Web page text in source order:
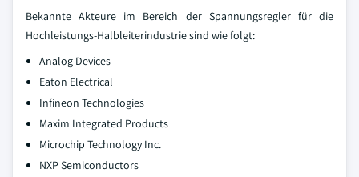
Bekannte Akteure im Bereich der Spannungsregler für die
Hochleistungs-Halbleiterindustrie sind wie folgt:
Analog Devices
Eaton Electrical
Infineon Technologies
Maxim Integrated Products
Microchip Technology Inc.
NXP Semiconductors